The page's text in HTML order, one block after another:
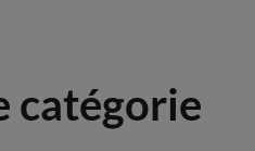
catégorie